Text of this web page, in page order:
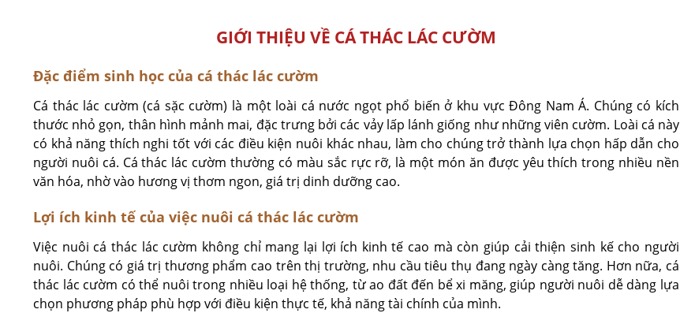
GIỚI THIỆU VỀ CÁ THÁC LÁC CƯỜM
Đặc điểm sinh học của cá thác lác cườm
Cá thác lác cườm (cá sặc cườm) là một loài cá nước ngọt phổ biến ở khu vực Đông Nam Á. Chúng có kích
thước nhỏ gọn, thân hình mảnh mai, đặc trưng bởi các vảy lấp lánh giống như những viên cườm. Loài cá này
có khả năng thích nghi tốt với các điều kiện nuôi khác nhau, làm cho chúng trở thành lựa chọn hấp dẫn cho
người nuôi cá. Cá thác lác cườm thường có màu sắc rực rỡ, là một món ăn được yêu thích trong nhiều nền
văn hóa, nhờ vào hương vị thơm ngon, giá trị dinh dưỡng cao.
Lợi ích kinh tế của việc nuôi cá thác lác cườm
Việc nuôi cá thác lác cườm không chỉ mang lại lợi ích kinh tế cao mà còn giúp cải thiện sinh kế cho người
nuôi. Chúng có giá trị thương phẩm cao trên thị trường, nhu cầu tiêu thụ đang ngày càng tăng. Hơn nữa, cá
thác lác cườm có thể nuôi trong nhiều loại hệ thống, từ ao đất đến bể xi măng, giúp người nuôi dễ dàng lựa
chọn phương pháp phù hợp với điều kiện thực tế, khả năng tài chính của mình.